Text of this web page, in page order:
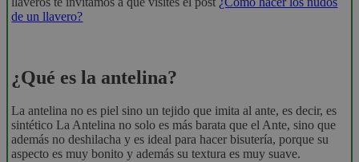
de un llavero?
¿Qué es la antelina?
La antelina no es piel sino un tejido que imita al ante, es decir, es
sintético La Antelina no solo es más barata que el Ante, sino que
además no deshilacha y es ideal para hacer bisutería, porque su
aspecto es muy bonito y además su textura es muy suave.